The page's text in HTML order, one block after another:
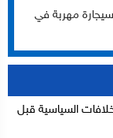
تتمكن من حجز أكثر من 843 ألف سيجارة مهربة في
السياسية قبل